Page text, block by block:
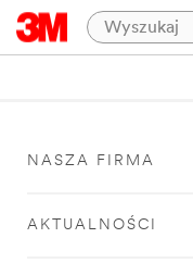
NASZA FIRMA
AKTUALNOŚCI